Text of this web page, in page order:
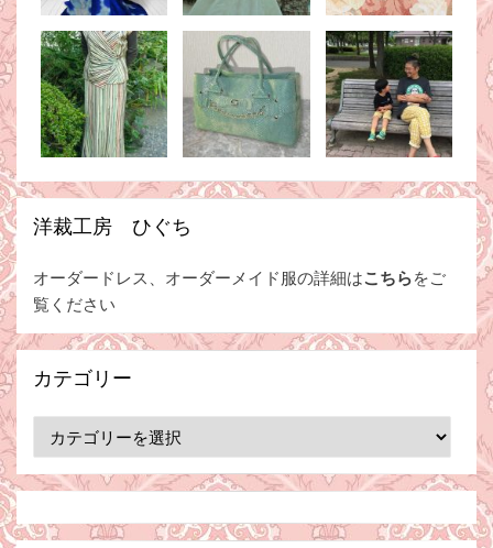
洋裁工房 ひぐち
オーダードレス、オーダーメイド服の詳細はこちらをご
覧ください
カテゴリー
テ
ゴ
ー